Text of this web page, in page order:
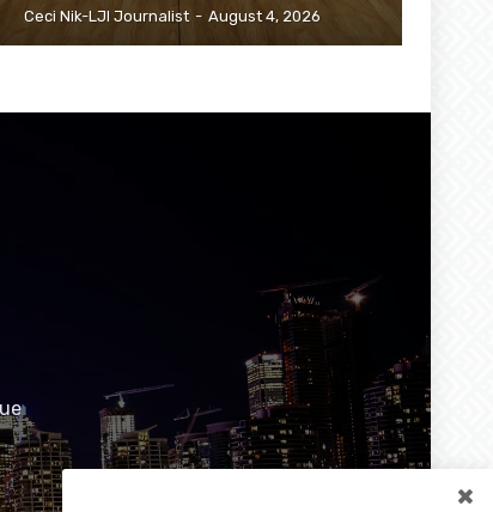
Ceci Nik-LJI Journalist - August 4, 2026